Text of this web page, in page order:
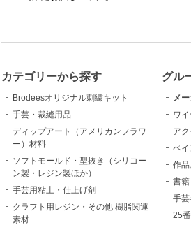
カテゴリーから探す
Brodeesオリジナル刺繍キット
手芸・裁縫用品
ディップアート（アメリカンフラワ
ー）材料
ソフトモールド・型抜き（シリコー
ン製・レジン製ほか）
手芸用粘土・仕上げ剤
クラフト用レジン・その他 樹脂関連
素材
グル
メ
ワ
ア
ペ
作
書籍
手芸
25